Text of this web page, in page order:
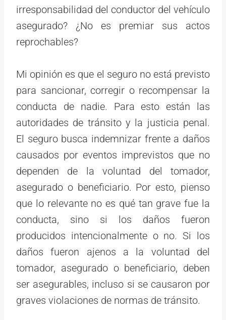
irresponsabilidad del conductor del vehículo
asegurado? ¿No es premiar sus actos
reprochables?
Mi opinión es que el seguro no está previsto
para sancionar, corregir o recompensar la
conducta de nadie. Para esto están las
autoridades de tránsito y la justicia penal.
El seguro busca indemnizar frente a daños
causados por eventos imprevistos que no
dependen de la voluntad del tomador,
asegurado o beneficiario. Por esto, pienso
que lo relevante no es qué tan grave fue la
conducta, sino si los daños fueron
producidos intencionalmente o no. Si los
daños fueron ajenos a la voluntad del
tomador, asegurado o beneficiario, deben
ser asegurables, incluso si se causaron por
graves violaciones de normas de tránsito.